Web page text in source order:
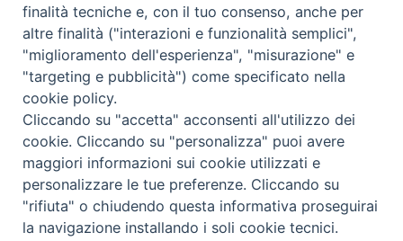
Ufficio Comunicazioni sociali
Piazza Giovene 4 – 70056 Molfetta (BA)
comunicazionisociali@diocesimolfetta.it
SEGUICI SU
Facebook
Instagram
X YouTube
Feed
Privacy Policy - trasparenza
finalità tecniche e, con il tuo consenso, anche per
altre finalità ("interazioni e funzionalità semplici",
"miglioramento dell'esperienza", "misurazione" e
"targeting e pubblicità") come specificato nella
cookie policy.
Cliccando su "accetta" acconsenti all'utilizzo dei
cookie. Cliccando su "personalizza" puoi avere
maggiori informazioni sui cookie utilizzati e
personalizzare le tue preferenze. Cliccando su
"rifiuta" o chiudendo questa informativa proseguirai
la navigazione installando i soli cookie tecnici.